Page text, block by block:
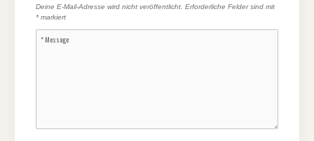
Deine E-Mail-Adresse wird nicht veröffentlicht. Erforderliche Felder sind mit
* markiert